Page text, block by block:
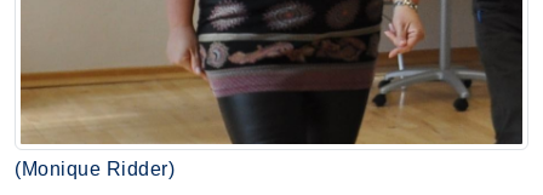
(Monique Ridder)